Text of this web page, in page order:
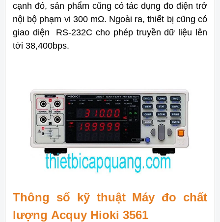
cạnh đó, sản phẩm cũng có tác dụng đo điện trở
nội bộ phạm vi 300 mΩ. Ngoài ra, thiết bị cũng có
giao diện RS-232C cho phép truyền dữ liệu lên
tới 38,400bps.
Thông số kỹ thuật Máy đo chất
lượng Acquy Hioki 3561